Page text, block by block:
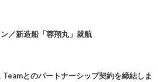
／新造船「蓉翔丸」就航
とのパートナーシップ契約を締結しま